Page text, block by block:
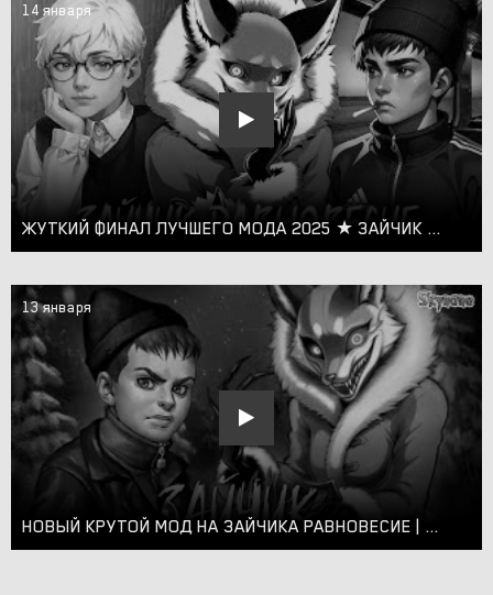
14 января
ЖУТКИЙ ФИНАЛ ЛУЧШЕГО МОДА 2025 ★ ЗАЙЧИК РАВНОВЕСИЕ ПРОХОЖДЕНИЕ МОДА TINY BUNNY #2
13 января
НОВЫЙ КРУТОЙ МОД НА ЗАЙЧИКА РАВНОВЕСИЕ | Зайчик Равновесие мод Tiny Bunny [1]